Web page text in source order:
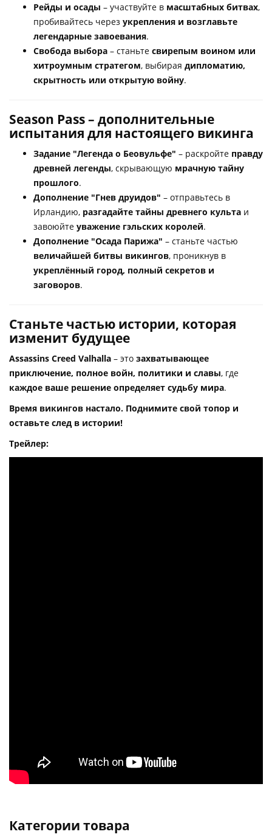
Рейды и осады – участвуйте в масштабных битвах,
пробивайтесь через укрепления и возглавьте
легендарные завоевания.
Свобода выбора – станьте свирепым воином или
хитроумным стратегом, выбирая дипломатию,
скрытность или открытую войну.
Season Pass – дополнительные
испытания для настоящего викинга
Задание "Легенда о Беовульфе" – раскройте правду
древней легенды, скрывающую мрачную тайну
прошлого.
Дополнение "Гнев друидов" – отправьтесь в
Ирландию, разгадайте тайны древнего культа и
завоюйте уважение гэльских королей.
Дополнение "Осада Парижа" – станьте частью
величайшей битвы викингов, проникнув в
укреплённый город, полный секретов и
заговоров.
Станьте частью истории, которая
изменит будущее
Assassins Creed Valhalla – это захватывающее
приключение, полное войн, политики и славы, где
каждое ваше решение определяет судьбу мира.
Время викингов настало. Поднимите свой топор и
оставьте след в истории!
Трейлер:
Категории товара